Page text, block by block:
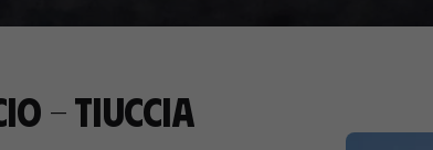
- Tiuccia